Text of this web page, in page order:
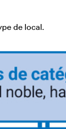
de local.